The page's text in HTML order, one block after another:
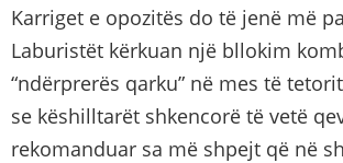
Karriget e opozitës do të jenë më
Laburistët kërkuan një bllokim
“ndërprerës qarku” në mes të
se këshilltarët shkencorë të vetë
rekomanduar sa më shpejt që në